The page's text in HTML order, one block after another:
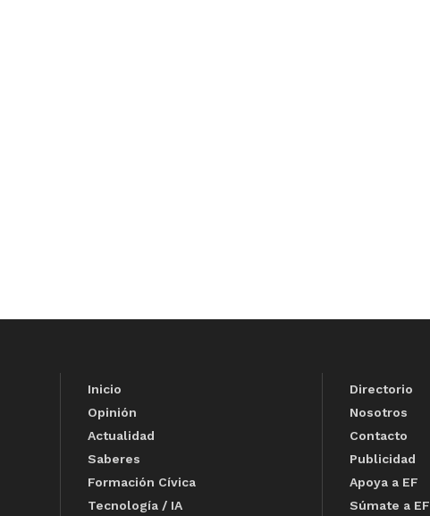
Inicio
Opinión
Actualidad
Saberes
Formación Cívica
Tecnología / IA
Directorio
Nosotros
Contacto
Publicidad
Apoya a EF
Súmate a EF